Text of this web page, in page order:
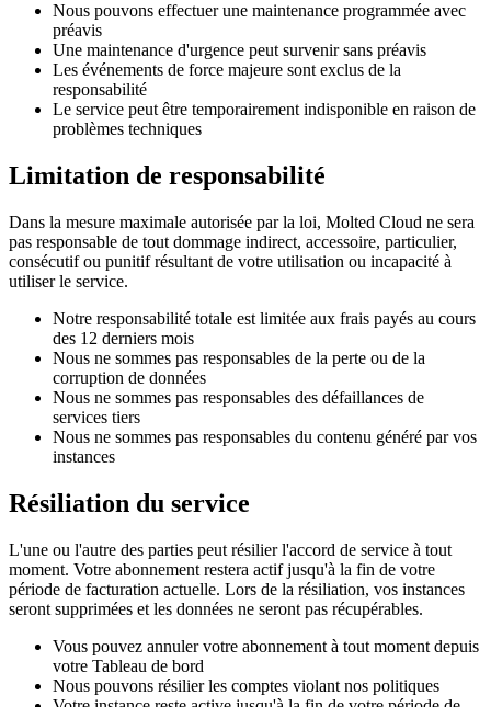
Nous pouvons effectuer une maintenance programmée avec
préavis
Une maintenance d'urgence peut survenir sans préavis
Les événements de force majeure sont exclus de la
responsabilité
Le service peut être temporairement indisponible en raison de
problèmes techniques
Limitation de responsabilité
Dans la mesure maximale autorisée par la loi, Molted Cloud ne sera
pas responsable de tout dommage indirect, accessoire, particulier,
consécutif ou punitif résultant de votre utilisation ou incapacité à
utiliser le service.
Notre responsabilité totale est limitée aux frais payés au cours
des 12 derniers mois
Nous ne sommes pas responsables de la perte ou de la
corruption de données
Nous ne sommes pas responsables des défaillances de
services tiers
Nous ne sommes pas responsables du contenu généré par vos
instances
Résiliation du service
L'une ou l'autre des parties peut résilier l'accord de service à tout
moment. Votre abonnement restera actif jusqu'à la fin de votre
période de facturation actuelle. Lors de la résiliation, vos instances
seront supprimées et les données ne seront pas récupérables.
Vous pouvez annuler votre abonnement à tout moment depuis
votre Tableau de bord
Nous pouvons résilier les comptes violant nos politiques